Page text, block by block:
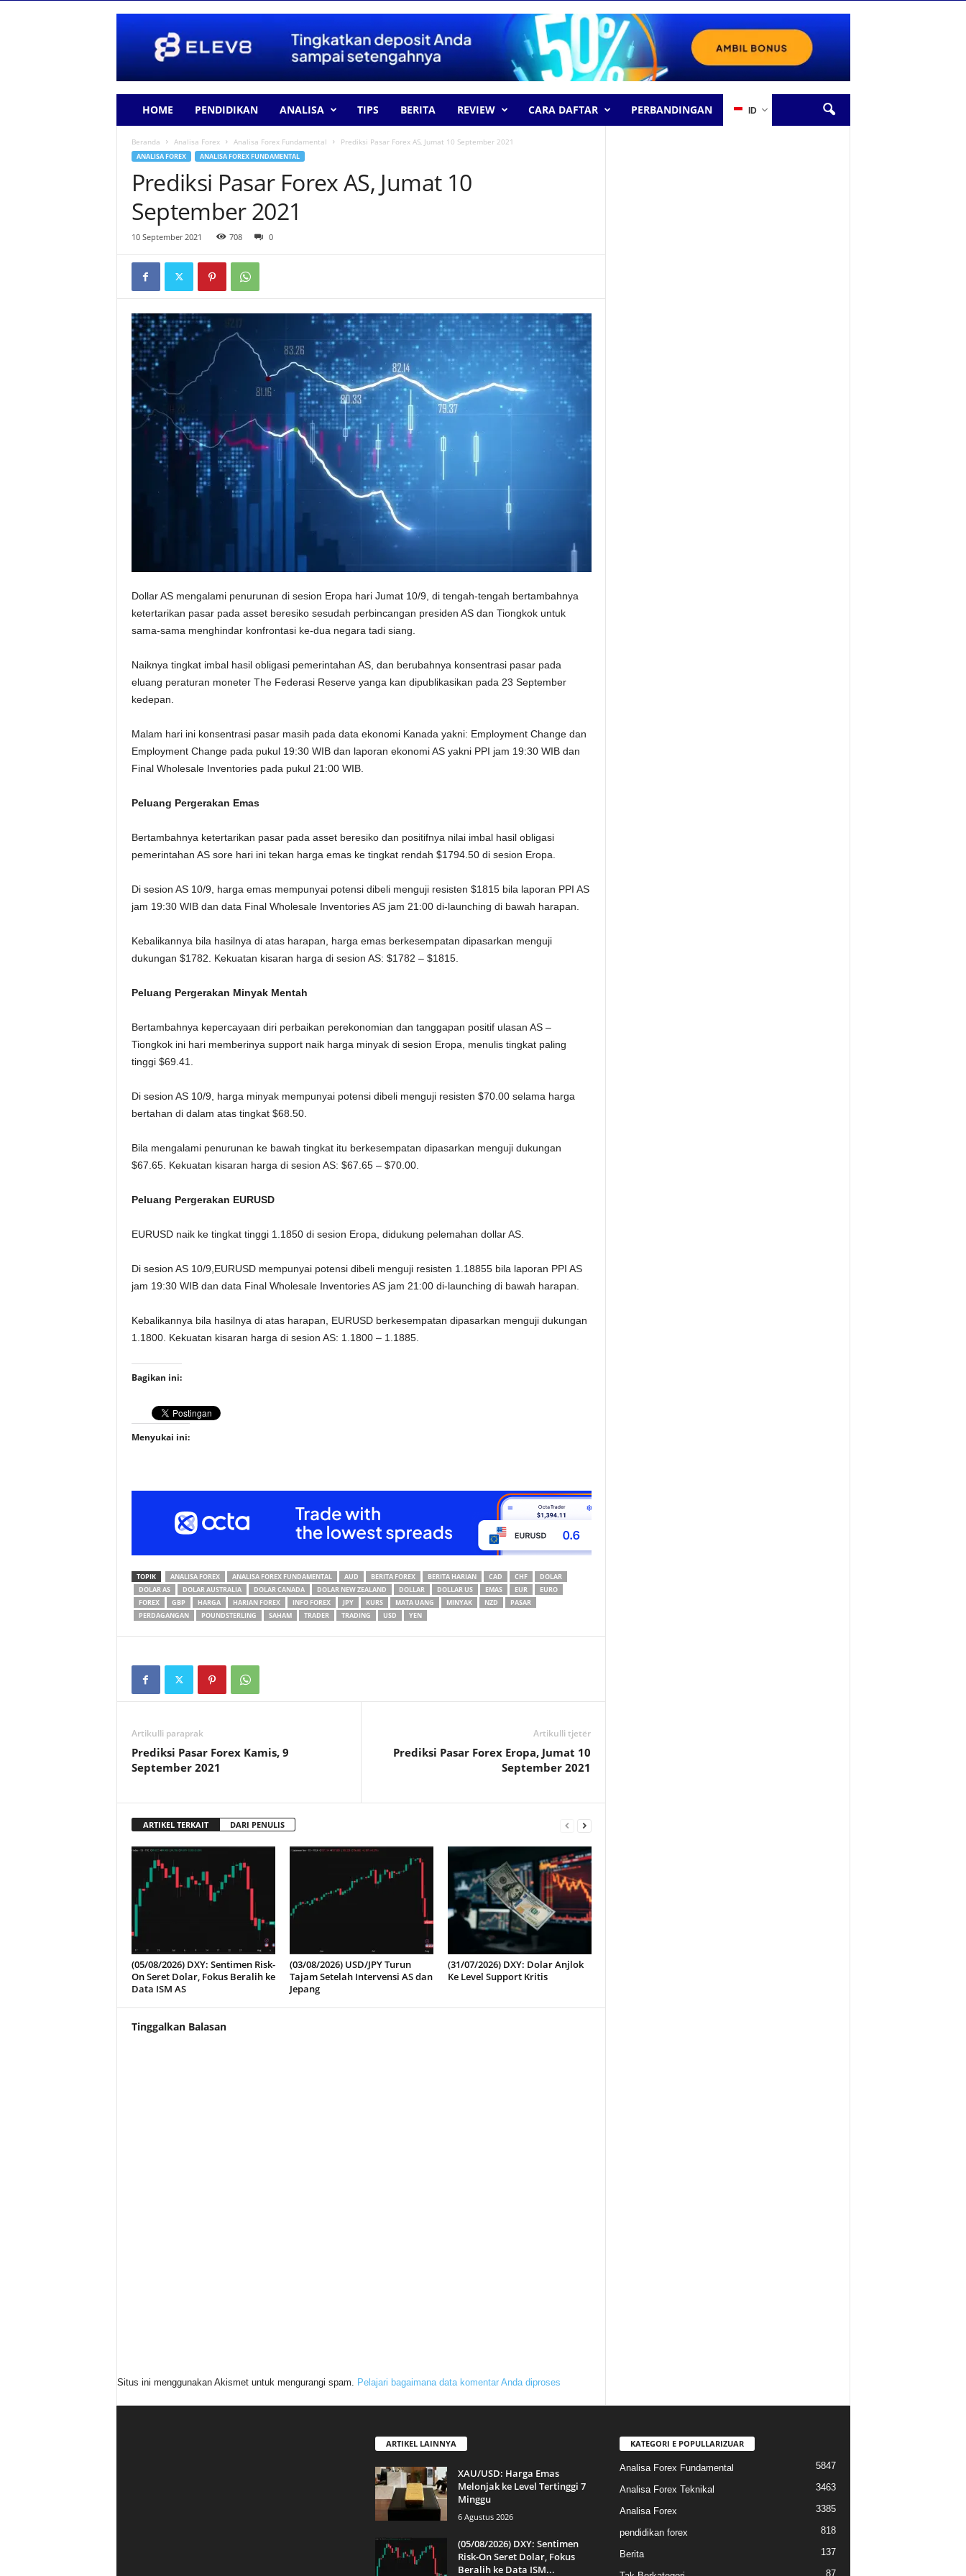
HOME PENDIDIKAN ANALISA TIPS BERITA REVIEW CARA DAFTAR PERBANDINGAN ID
Beranda Analisa Forex Analisa Forex Fundamental Prediksi Pasar Forex AS, Jumat 10 September 2021
ANALISA FOREX ANALISA FOREX FUNDAMENTAL
Prediksi Pasar Forex AS, Jumat 10
September 2021
10 September 2021 708 0
Dollar AS mengalami penurunan di sesion Eropa hari Jumat 10/9, di tengah-tengah bertambahnya
ketertarikan pasar pada asset beresiko sesudah perbincangan presiden AS dan Tiongkok untuk
sama-sama menghindar konfrontasi ke-dua negara tadi siang.
Naiknya tingkat imbal hasil obligasi pemerintahan AS, dan berubahnya konsentrasi pasar pada
eluang peraturan moneter The Federasi Reserve yanga kan dipublikasikan pada 23 September
kedepan.
Malam hari ini konsentrasi pasar masih pada data ekonomi Kanada yakni: Employment Change dan
Employment Change pada pukul 19:30 WIB dan laporan ekonomi AS yakni PPI jam 19:30 WIB dan
Final Wholesale Inventories pada pukul 21:00 WIB.
Peluang Pergerakan Emas
Bertambahnya ketertarikan pasar pada asset beresiko dan positifnya nilai imbal hasil obligasi
pemerintahan AS sore hari ini tekan harga emas ke tingkat rendah $1794.50 di sesion Eropa.
Di sesion AS 10/9, harga emas mempunyai potensi dibeli menguji resisten $1815 bila laporan PPI AS
jam 19:30 WIB dan data Final Wholesale Inventories AS jam 21:00 di-launching di bawah harapan.
Kebalikannya bila hasilnya di atas harapan, harga emas berkesempatan dipasarkan menguji
dukungan $1782. Kekuatan kisaran harga di sesion AS: $1782 – $1815.
Peluang Pergerakan Minyak Mentah
Bertambahnya kepercayaan diri perbaikan perekonomian dan tanggapan positif ulasan AS –
Tiongkok ini hari memberinya support naik harga minyak di sesion Eropa, menulis tingkat paling
tinggi $69.41.
Di sesion AS 10/9, harga minyak mempunyai potensi dibeli menguji resisten $70.00 selama harga
bertahan di dalam atas tingkat $68.50.
Bila mengalami penurunan ke bawah tingkat itu berkesempatan dipasarkan menguji dukungan
$67.65. Kekuatan kisaran harga di sesion AS: $67.65 – $70.00.
Peluang Pergerakan EURUSD
EURUSD naik ke tingkat tinggi 1.1850 di sesion Eropa, didukung pelemahan dollar AS.
Di sesion AS 10/9,EURUSD mempunyai potensi dibeli menguji resisten 1.18855 bila laporan PPI AS
jam 19:30 WIB dan data Final Wholesale Inventories AS jam 21:00 di-launching di bawah harapan.
Kebalikannya bila hasilnya di atas harapan, EURUSD berkesempatan dipasarkan menguji dukungan
1.1800. Kekuatan kisaran harga di sesion AS: 1.1800 – 1.1885.
Bagikan ini:
Menyukai ini:
TOPIK ANALISA FOREX ANALISA FOREX FUNDAMENTAL AUD BERITA FOREX BERITA HARIAN CAD CHF
DOLAR
DOLAR AS
DOLAR AUSTRALIA DOLAR CANADA DOLAR NEW ZEALAND DOLLAR DOLLAR US EMAS EUR
EURO
FOREX
GBP HARGA HARIAN FOREX INFO FOREX JPY KURS MATA UANG MINYAK NZD
PASAR
PERDAGANGAN
POUNDSTERLING SAHAM TRADER TRADING USD YEN
Artikulli paraprak
Prediksi Pasar Forex Kamis, 9
September 2021
Artikulli tjetër
Prediksi Pasar Forex Eropa, Jumat 10
September 2021
ARTIKEL TERKAIT DARI PENULIS
(05/08/2026) DXY: Sentimen Risk-
On Seret Dolar, Fokus Beralih ke
Data ISM AS
(03/08/2026) USD/JPY Turun
Tajam Setelah Intervensi AS dan
Jepang
(31/07/2026) DXY: Dolar Anjlok
Ke Level Support Kritis
Tinggalkan Balasan
Situs ini menggunakan Akismet untuk mengurangi spam. Pelajari bagaimana data komentar Anda diproses
ARTIKEL LAINNYA
XAU/USD: Harga Emas
Melonjak ke Level Tertinggi 7
Minggu
6 Agustus 2026
(05/08/2026) DXY: Sentimen
Risk-On Seret Dolar, Fokus
Beralih ke Data ISM...
KATEGORI E POPULLARIZUAR
Analisa Forex Fundamental 5847
Analisa Forex Teknikal 3463
Analisa Forex 3385
pendidikan forex 818
Berita 137
87